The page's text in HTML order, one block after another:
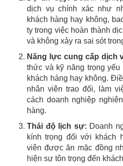
dịch vụ chính xác như
khách hàng hay không,
ty trong việc hoàn thành
và không xảy ra sai sót
Năng lực cung cấp dịch
thức và kỹ năng trọng
khách hàng hay không.
nhân viên trao đổi, làm
cách doanh nghiệp
hàng.
Thái độ lịch sự: Doanh
kính trọng đối với khách
viên được ăn mặc đồng
hiện sự tôn trọng đến